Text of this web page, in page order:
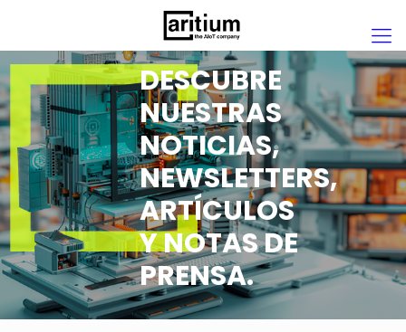
DESCUBRE
NUESTRAS
NOTICIAS,
NEWSLETTERS,
ARTÍCULOS
Y NOTAS DE
PRENSA.